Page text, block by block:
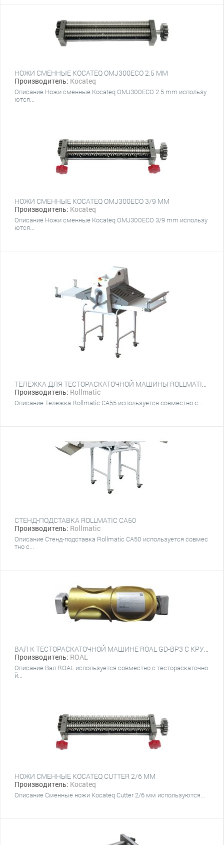
НОЖИ СМЕННЫЕ KOCATEQ OMJ300ECO 2.5 MM
Производитель: Kocateq
Описание Ножи сменные Kocateq OMJ300ECO 2.5 mm использу
ются...
НОЖИ СМЕННЫЕ KOCATEQ OMJ300ECO 3/9 MM
Производитель: Kocateq
Описание Ножи сменные Kocateq OMJ300ECO 3/9 mm использу
ются...
ТЕЛЕЖКА ДЛЯ ТЕСТОРАСКАТОЧНОЙ МАШИНЫ ROLLMATIC CA55
Производитель: Rollmatic
Описание Тележка Rollmatic CA55 используется совместно с...
СТЕНД-ПОДСТАВКА ROLLMATIC CA50
Производитель: Rollmatic
Описание Стенд-подставка Rollmatic CA50 используется совмес
тно с...
ВАЛ К ТЕСТОРАСКАТОЧНОЙ МАШИНЕ ROAL GD-BP3 С КРУГОМ 150 ММ
Производитель: ROAL
Описание Вал ROAL используется совместно с тестораскаточно
й...
НОЖИ СМЕННЫЕ KOCATEQ CUTTER 2/6 ММ
Производитель: Kocateq
Описание Сменные ножи Kocateq Cutter 2/6 мм используются...